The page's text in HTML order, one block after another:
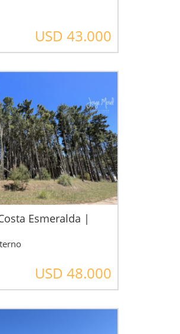
USD 43.000
Esmeralda |
USD 48.000